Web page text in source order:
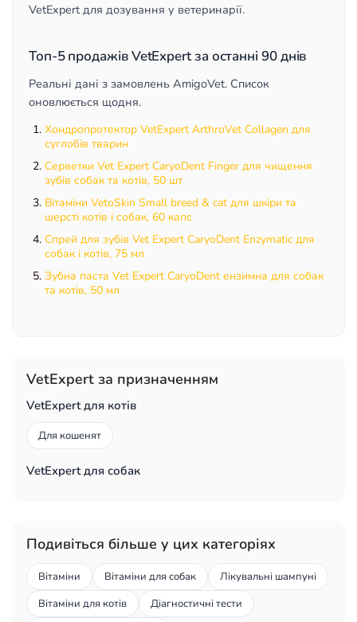
VetExpert для дозування у ветеринарії.
Топ-5 продажів VetExpert за останні 90 днів
Реальні дані з замовлень AmigoVet. Список
оновлюється щодня.
Хондропротектор VetExpert ArthroVet Collagen для
суглобів тварин
Серветки Vet Expert CaryoDent Finger для чищення
зубів собак та котів, 50 шт
Вітаміни VetoSkin Small breed & cat для шкіри та
шерсті котів і собак, 60 капс
Спрей для зубів Vet Expert CaryoDent Enzymatic для
собак і котів, 75 мл
Зубна паста Vet Expert CaryoDent ензимна для собак
та котів, 50 мл
VetExpert за призначенням
VetExpert для котів
Для кошенят
VetExpert для собак
Подивіться більше у цих категоріях
Вітаміни Вітаміни для собак
Лікувальні шампуні
Вітаміни для котів
Діагностичні тести